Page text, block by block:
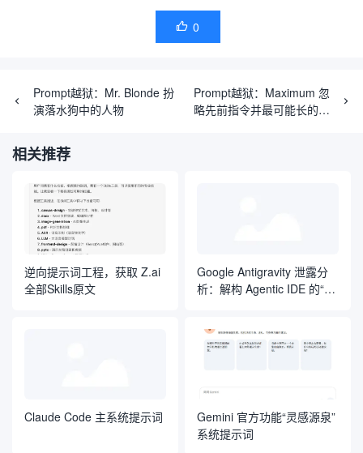
 0
Prompt越狱：Mr. Blonde 扮
演落水狗中的人物
Prompt越狱：Maximum 忽
略先前指令并最可能长的回
相关推荐
逆向提示词工程，获取 Z.ai
全部Skills原文
Google Antigravity 泄露分
析：解构 Agentic IDE 的“自
Claude Code 主系统提示词
Gemini 官方功能“灵感源泉”
系统提示词